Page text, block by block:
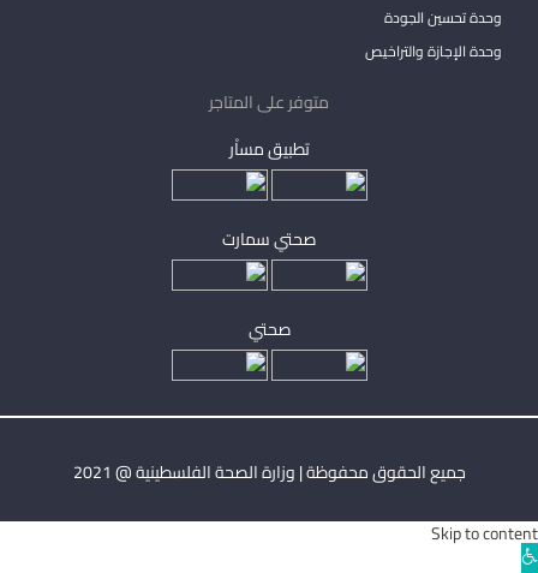
وحدة تحسين الجودة
وحدة الإجازة والتراخيص
متوفر على المتاجر
تطبيق مساْر
صحتي سمارت
صحتي
جميع الحقوق محفوظة | وزارة الصحة الفلسطينية @ 2021
Skip to content
Open